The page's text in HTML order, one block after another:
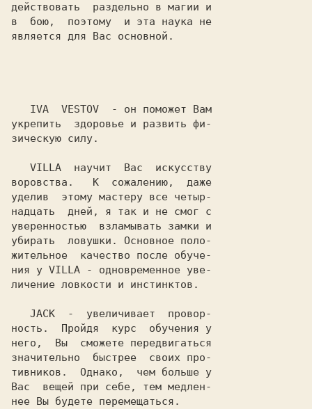
действовать  раздельно в магии и
в  бою,  поэтому  и эта наука не
является для Вас основной.
IVA  VESTOV
  - он поможет Вам
укрепить  здоровье и развить фи-
зическую силу.
VILLA
  научит  Вас  искусству
воровства.   К  сожалению,  даже
уделив  этому мастеру все четыр-
надцать  дней, я так и не смог с
уверенностью  взламывать замки и
убирать  ловушки. Основное поло-
жительное  качество после обуче-
ния у VILLA - одновременное уве-
личение ловкости и инстинктов.
JACK
  -  увеличивает  провор-
ность.  Пройдя  курс  обучения у
него,  Вы  сможете передвигаться
значительно  быстрее  своих про-
тивников.  Однако,  чем больше у
Вас  вещей при себе, тем медлен-
нее Вы будете перемещаться.